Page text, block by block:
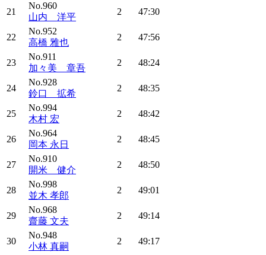
21
No.960
山内 洋平
2 47:30
22
No.952
高橋 雅也
2 47:56
23
No.911
加々美 章吾
2 48:24
24
No.928
鈴口 拡希
2 48:35
25
No.994
木村 宏
2 48:42
26
No.964
岡本 永日
2 48:45
27
No.910
開米 健介
2 48:50
28
No.998
並木 孝郎
2 49:01
29
No.968
齋藤 文夫
2 49:14
30
No.948
小林 真嗣
2 49:17